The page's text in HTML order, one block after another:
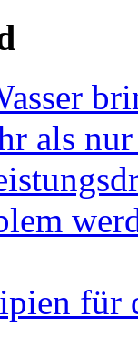
als
für